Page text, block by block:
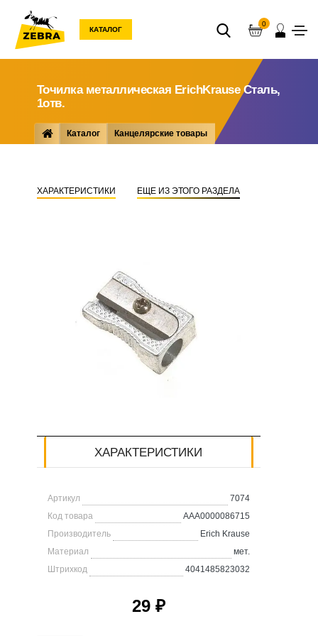
КАТАЛОГ
0
Точилка металлическая ErichKrause Сталь,
1отв.
Каталог Канцелярские товары
ХАРАКТЕРИСТИКИ
ЕЩЕ ИЗ ЭТОГО РАЗДЕЛА
ХАРАКТЕРИСТИКИ
Артикул
7074
Код товара
AAA0000086715
Производитель
Erich Krause
Материал
мет.
Штрихкод
4041485823032
29 ₽